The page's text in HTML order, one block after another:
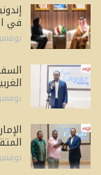
في
نوفمبر 10, 2025
نوفمبر 4, 2025
نوفمبر 4, 2025